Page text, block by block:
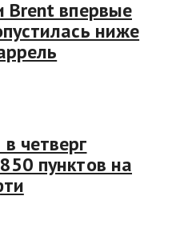
Brent впервые
ниже
четверг
пунктов на